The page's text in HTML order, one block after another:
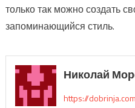
только так можно создать
запоминающийся стиль.
Николай
https://